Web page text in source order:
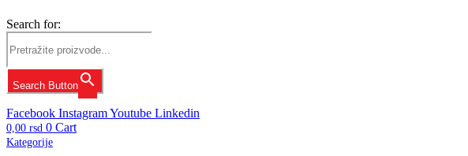
Search for:
Search Button
Facebook InstagramYoutube Linkedin
0,00 rsd 0 Cart
Kategorije